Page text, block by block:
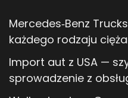
Mercedes‑Benz
każdego rodzaju
Import aut z USA —
sprowadzenie z